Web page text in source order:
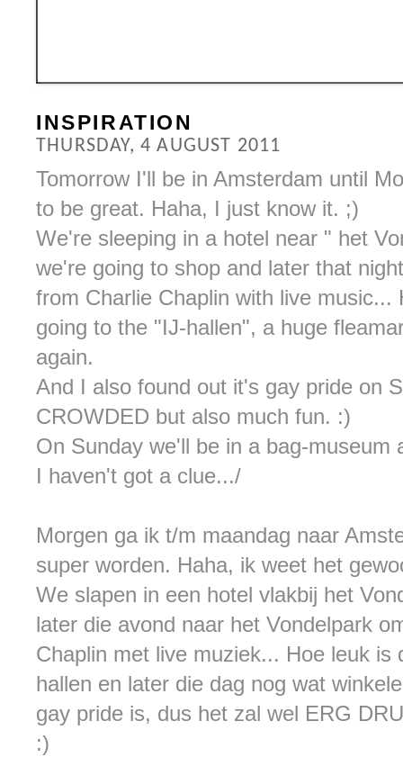
INSPIRATION
THURSDAY, 4 AUGUST 2011
Tomorrow I'll be in Amsterdam until
to be great. Haha, I just know it. ;)
We're sleeping in a hotel near " het
we're going to shop and later that
from Charlie Chaplin with live
going to the "IJ-hallen", a huge
again.
And I also found out it's gay pride on
CROWDED but also much fun. :)
On Sunday we'll be in a bag-
I haven't got a clue.../
Morgen ga ik t/m maandag naar
super worden. Haha, ik weet het
We slapen in een hotel vlakbij het
later die avond naar het Vondelpark
Chaplin met live muziek... Hoe leuk
hallen en later die dag nog wat
gay pride is, dus het zal wel ERG
:)